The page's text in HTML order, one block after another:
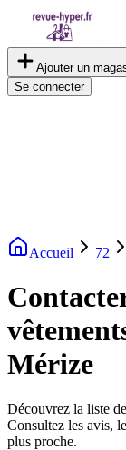
Ajouter un
Se connecter
Accueil 72
Mérize
Découvrez la liste
Consultez les avis,
plus proche.